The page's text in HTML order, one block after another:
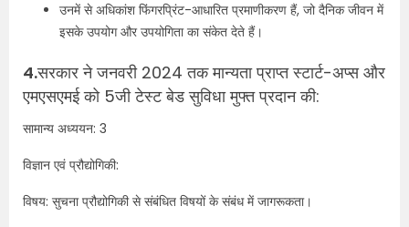
उनमें से अधिकांश फिंगरप्रिंट-आधारित प्रमाणीकरण हैं, जो दैनिक जीवन में
इसके उपयोग और उपयोगिता का संकेत देते हैं।
4.सरकार ने जनवरी 2024 तक मान्यता प्राप्त स्टार्ट-अप्स और
एमएसएमई को 5जी टेस्ट बेड सुविधा मुफ्त प्रदान की:
सामान्य अध्ययन: 3
विज्ञान एवं प्रौद्योगिकी:
विषय: सुचना प्रौद्योगिकी से संबंधित विषयों के संबंध में जागरूकता।